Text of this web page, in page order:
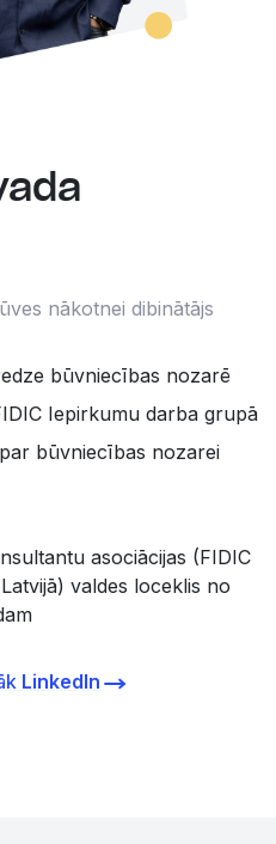
nākotnei dibinātājs
būvniecības nozarē
Iepirkumu darba grupā
būvniecības nozarei
asociācijas (FIDIC
valdes loceklis no
LinkedIn